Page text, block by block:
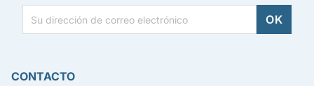
CONTACTO